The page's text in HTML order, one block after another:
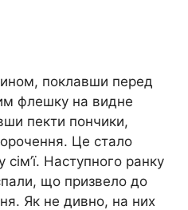
поклавши перед
флешку на видне
пекти пончики,
Це стало
сім’ї. Наступного ранку
що призвело до
Як не дивно, на них